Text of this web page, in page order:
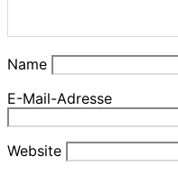
Name
E-Mail-Adresse
Website